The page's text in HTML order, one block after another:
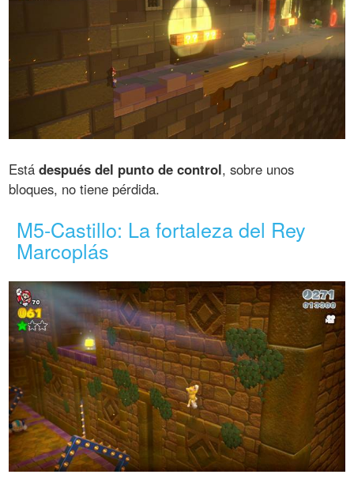
Estádespués del punto de control, sobre unos
bloques, no tiene pérdida.
M5-Castillo: La fortaleza del Rey
Marcoplás